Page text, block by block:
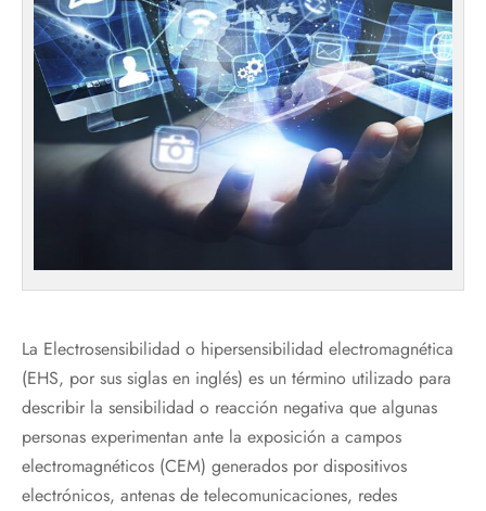
La Electrosensibilidad o hipersensibilidad electromagnética
(EHS, por sus siglas en inglés) es un término utilizado para
describir la sensibilidad o reacción negativa que algunas
personas experimentan ante la exposición a campos
electromagnéticos (CEM) generados por dispositivos
electrónicos, antenas de telecomunicaciones, redes